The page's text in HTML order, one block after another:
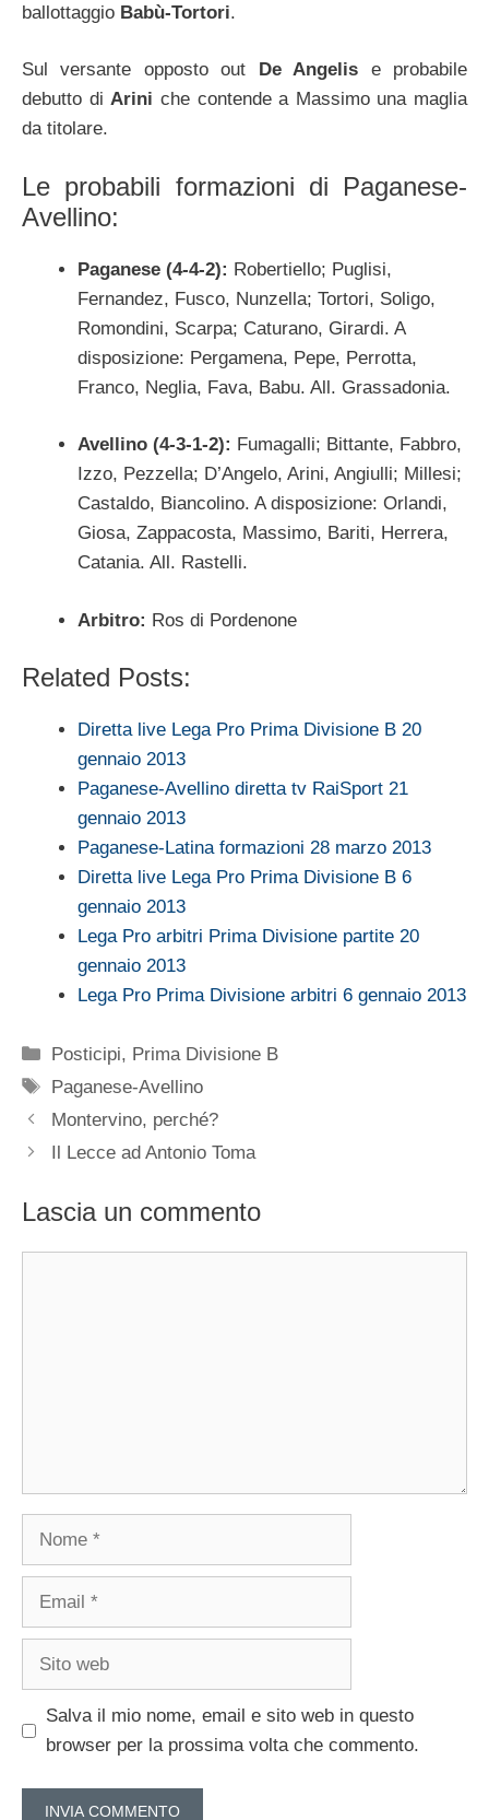
ballottaggio Babù-Tortori.
Sul versante opposto out De Angelis e probabile
debutto diArini che contende a Massimo una maglia
da titolare.
Le probabili formazioni di Paganese-
Avellino:
Paganese (4-4-2): Robertiello; Puglisi,
Fernandez, Fusco, Nunzella; Tortori, Soligo,
Romondini, Scarpa; Caturano, Girardi. A
disposizione: Pergamena, Pepe, Perrotta,
Franco, Neglia, Fava, Babu. All. Grassadonia.
Avellino (4-3-1-2): Fumagalli; Bittante, Fabbro,
Izzo, Pezzella; D’Angelo, Arini, Angiulli; Millesi;
Castaldo, Biancolino. A disposizione: Orlandi,
Giosa, Zappacosta, Massimo, Bariti, Herrera,
Catania. All. Rastelli.
Arbitro: Ros di Pordenone
Related Posts:
Diretta live Lega Pro Prima Divisione B 20
gennaio 2013
Paganese-Avellino diretta tv RaiSport 21
gennaio 2013
Paganese-Latina formazioni 28 marzo 2013
Diretta live Lega Pro Prima Divisione B 6
gennaio 2013
Lega Pro arbitri Prima Divisione partite 20
gennaio 2013
Lega Pro Prima Divisione arbitri 6 gennaio 2013
Categorie
Posticipi, Prima Divisione B
Tag
Paganese-Avellino
Montervino, perché?
Il Lecce ad Antonio Toma
Lascia un commento
Nome
Email
Sito
Salva il mio nome, email e sito web in questo
browser per la prossima volta che commento.